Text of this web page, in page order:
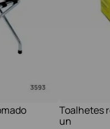
Toalhetes
un